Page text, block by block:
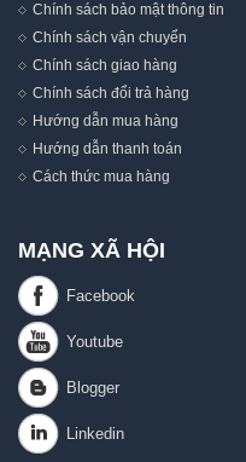
Chính sách bảo mật thông tin
Chính sách vận chuyển
Chính sách giao hàng
Chính sách đổi trả hàng
Hướng dẫn mua hàng
Hướng dẫn thanh toán
Cách thức mua hàng
MẠNG XÃ HỘI